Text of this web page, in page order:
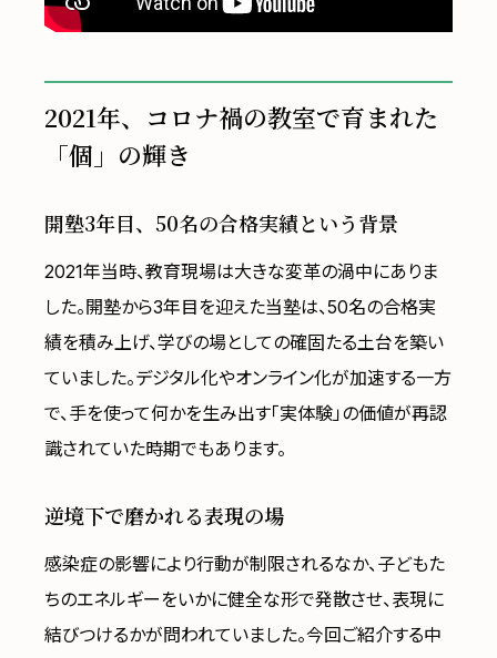
2021年、コロナ禍の教室で育まれた
「個」の輝き
開塾3年目、50名の合格実績という背景
2021年当時、教育現場は大きな変革の渦中にありま
した。開塾から3年目を迎えた当塾は、50名の合格実
績を積み上げ、学びの場としての確固たる土台を築い
ていました。デジタル化やオンライン化が加速する一方
で、手を使って何かを生み出す「実体験」の価値が再認
識されていた時期でもあります。
逆境下で磨かれる表現の場
感染症の影響により行動が制限されるなか、子どもた
ちのエネルギーをいかに健全な形で発散させ、表現に
結びつけるかが問われていました。今回ご紹介する中